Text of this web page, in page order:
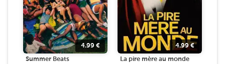
4.99 €
Summer Beats
4.99€
La pire mère au monde